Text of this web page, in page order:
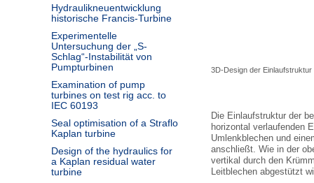
Hydraulikneuentwicklung
historische Francis-Turbine
Experimentelle
Untersuchung der „S-
Schlag“-Instabilität von
Pumpturbinen
Examination of pump
turbines on test rig acc. to
IEC 60193
Seal optimisation of a Straflo
Kaplan turbine
Design of the hydraulics for
a Kaplan residual water
turbine
3D-Design der Einlaufstruktur
Die Einlaufstruktur der
horizontal verlaufenden
Umlenkblechen und
anschließt. Wie in der
vertikal durch den
Leitblechen abgestützt